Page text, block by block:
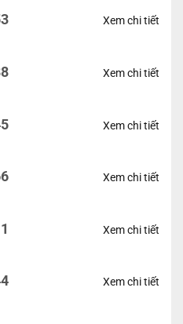
Xem chi tiết
Xem chi tiết
Xem chi tiết
Xem chi tiết
Xem chi tiết
Xem chi tiết